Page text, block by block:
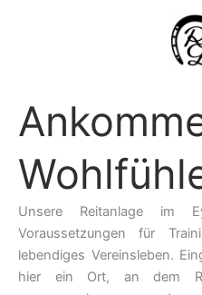
Unsere Reitanlage im
Voraussetzungen für
lebendiges Vereinsleben.
hier ein Ort, an dem